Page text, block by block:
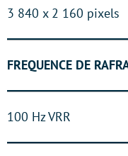
3 840 x 2 160 pixels
FREQUENCE DE
100 Hz VRR